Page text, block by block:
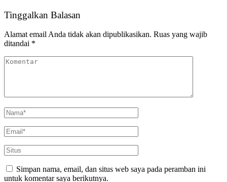
Tinggalkan Balasan
Alamat email Anda tidak akan dipublikasikan. Ruas yang wajib
ditandai *
Simpan nama, email, dan situs web saya pada peramban ini
untuk komentar saya berikutnya.